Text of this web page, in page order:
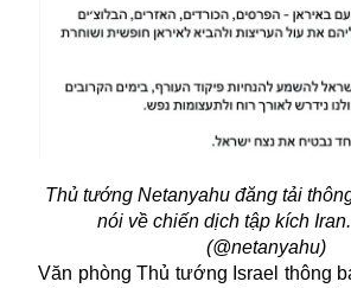
Thủ tướng Netanyahu đăng tải
nói về chiến dịch tập kích
(@netanyahu)
Văn phòng Thủ tướng Israel thông